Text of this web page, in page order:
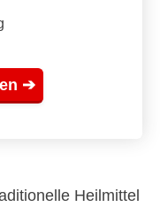
➔
Heilmittel